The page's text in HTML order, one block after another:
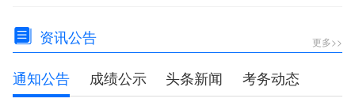
资讯公告 更多>>
通知公告 成绩公示 头条新闻 考务动态